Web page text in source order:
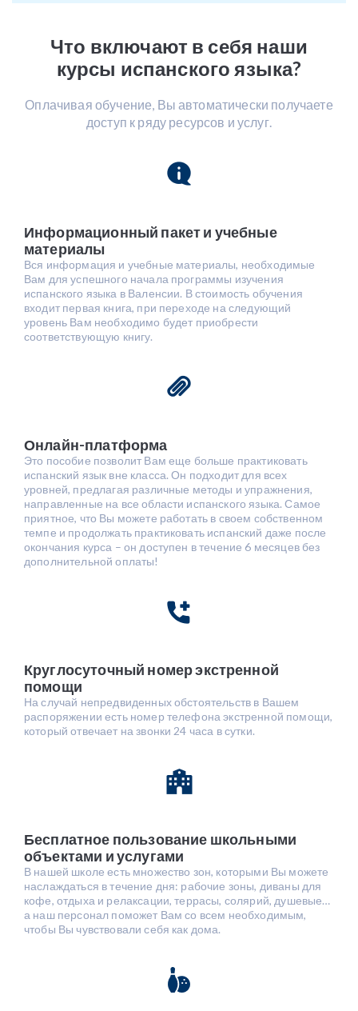
Что включают в себя наши
курсы испанского языка?
Оплачивая обучение, Вы автоматически получаете
доступ к ряду ресурсов и услуг.
Информационный пакет и учебные
материалы
Вся информация и учебные материалы, необходимые
Вам для успешного начала программы изучения
испанского языка в Валенсии. В стоимость обучения
входит первая книга, при переходе на следующий
уровень Вам необходимо будет приобрести
соответствующую книгу.
Онлайн-платформа
Это пособие позволит Вам еще больше практиковать
испанский язык вне класса. Он подходит для всех
уровней, предлагая различные методы и упражнения,
направленные на все области испанского языка. Самое
приятное, что Вы можете работать в своем собственном
темпе и продолжать практиковать испанский даже после
окончания курса – он доступен в течение 6 месяцев без
дополнительной оплаты!
Круглосуточный номер экстренной
помощи
На случай непредвиденных обстоятельств в Вашем
распоряжении есть номер телефона экстренной помощи,
который отвечает на звонки 24 часа в сутки.
Бесплатное пользование школьными
объектами и услугами
В нашей школе есть множество зон, которыми Вы можете
наслаждаться в течение дня: рабочие зоны, диваны для
кофе, отдыха и релаксации, террасы, солярий, душевые…
а наш персонал поможет Вам со всем необходимым,
чтобы Вы чувствовали себя как дома.